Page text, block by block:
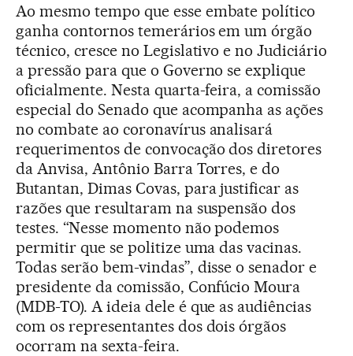
Ao mesmo tempo que esse embate político
ganha contornos temerários em um órgão
técnico, cresce no Legislativo e no Judiciário
a pressão para que o Governo se explique
oficialmente. Nesta quarta-feira, a comissão
especial do Senado que acompanha as ações
no combate ao coronavírus analisará
requerimentos de convocação dos diretores
da Anvisa, Antônio Barra Torres, e do
Butantan, Dimas Covas, para justificar as
razões que resultaram na suspensão dos
testes. “Nesse momento não podemos
permitir que se politize uma das vacinas.
Todas serão bem-vindas”, disse o senador e
presidente da comissão, Confúcio Moura
(MDB-TO). A ideia dele é que as audiências
com os representantes dos dois órgãos
ocorram na sexta-feira.